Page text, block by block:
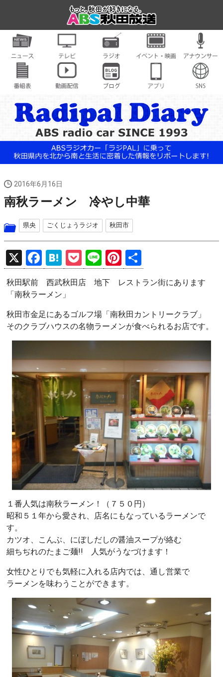
2016年6月16日
南秋ラーメン 冷やし中華
県央 ごくじょうラジオ 秋田市
X
F
a
ce
b
o
o
k
H
at
e
a
P
o
ck
Li
n
e
Pi
nt
er
es
t
有
秋田駅前 西武秋田店 地下 レストラン街にあります
「南秋ラーメン」
秋田市金足にあるゴルフ場「南秋田カントリークラブ」
そのクラブハウスの名物ラーメンが食べられるお店です。
１番人気は南秋ラーメン！（７５０円）
昭和５１年から愛され、店名にもなっているラーメンで
す。
カツオ、こんぶ、にぼしだしの醤油スープが絡む
細ちぢれのたまご麺!! 人気がうなづけます！
女性ひとりでも気軽に入れる店内では、通し営業で
ラーメンを味わうことができます。